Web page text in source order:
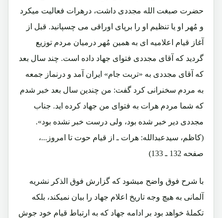
حضرت صبغت الله مجددی داشت، درهرات فعالیت میکرد
و مُهر او یا تنظیم او را برپای اوراقی می چسپانید. قبل از
آغاز قیام اعلامیه ای به همین مُهر درمیان مردم توزیع
گردید که آقای مجددی فتوای جهاد داده است. چند سال بعد
که آقای مجددی به «تربت جام» ایران آمد و درنماز جمعه
به مردم سخنرانی کرد گفت: من چندین سال بعد خبر شدم
که شما مردم هرات به فتوای من جهاد کرده اید. جناب
مجددی دیر خبر شده بود، ولی درست خبر نشده بود».
(کاظم، سیدعبدالله: هرات ـ از قیام حوت تا امروز...،
صفحه 132 ـ 133)
با شرح فوق واضح میشود که گزارش فوق الذکر نشریه
آلمانی به هیچ وجه تاریخ اعلام جهاد را بیان نمیکند، بلکه
تکملۀ خواهد بود بر ادامه جهاد که به ارتباط قیام خود جوش